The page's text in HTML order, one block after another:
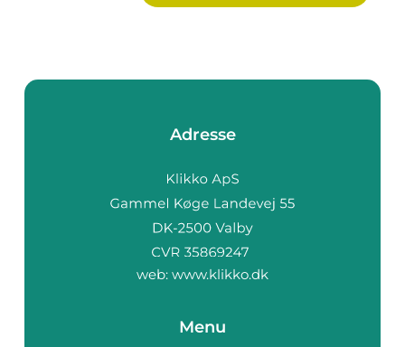
Adresse
web: www.klikko.dk
Menu